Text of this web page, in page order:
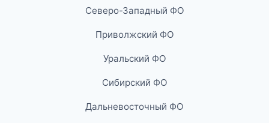
Северо-Западный ФО
Приволжский ФО
Уральский ФО
Сибирский ФО
Дальневосточный ФО